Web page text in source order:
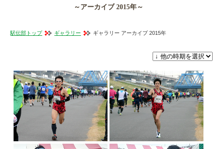
～アーカイブ 2015年～
駅伝部トップ ギャラリー ギャラリー アーカイブ 2015年